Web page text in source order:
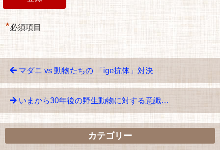
*必須項目
マダニ vs 動物たちの 「ige抗体」対決
いまから30年後の野生動物に対する意識…
カテゴリー